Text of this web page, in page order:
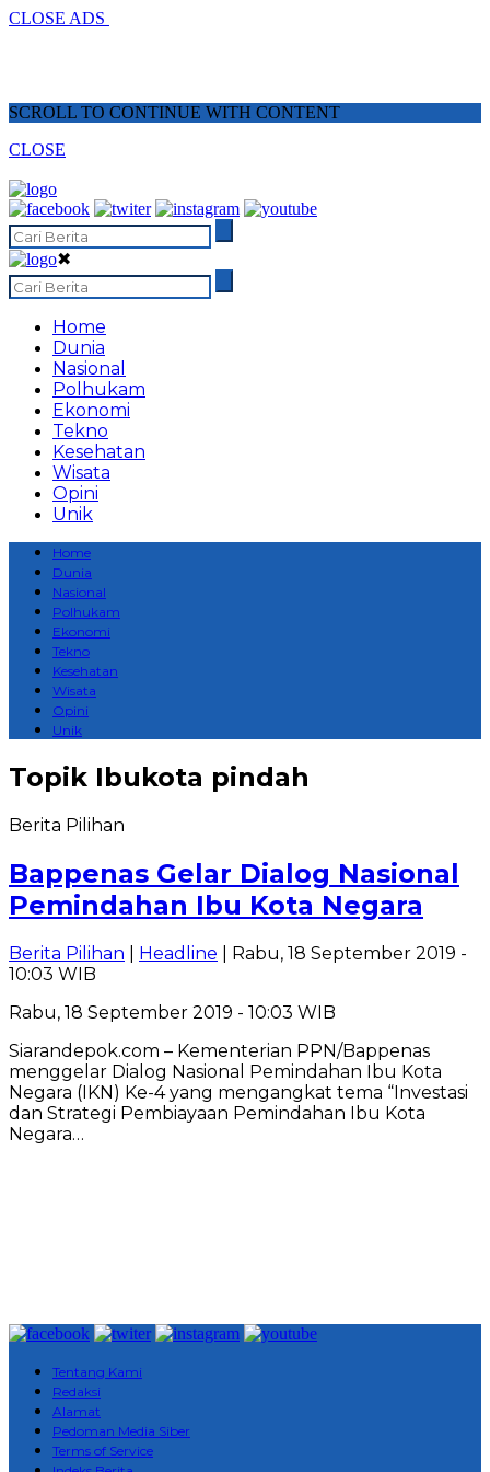
CLOSE ADS
SCROLL TO CONTINUE WITH CONTENT
CLOSE
✖
Home
Dunia
Nasional
Polhukam
Ekonomi
Tekno
Kesehatan
Wisata
Opini
Unik
Home
Dunia
Nasional
Polhukam
Ekonomi
Tekno
Kesehatan
Wisata
Opini
Unik
Topik Ibukota pindah
Berita Pilihan
Bappenas Gelar Dialog Nasional
Pemindahan Ibu Kota Negara
Berita Pilihan Headline | Rabu, 18 September 2019 -
10:03 WIB
Rabu, 18 September 2019 - 10:03 WIB
Siarandepok.com – Kementerian PPN/Bappenas
menggelar Dialog Nasional Pemindahan Ibu Kota
Negara (IKN) Ke-4 yang mengangkat tema “Investasi
dan Strategi Pembiayaan Pemindahan Ibu Kota
Negara…
Tentang Kami
Redaksi
Alamat
Pedoman Media Siber
Terms of Service